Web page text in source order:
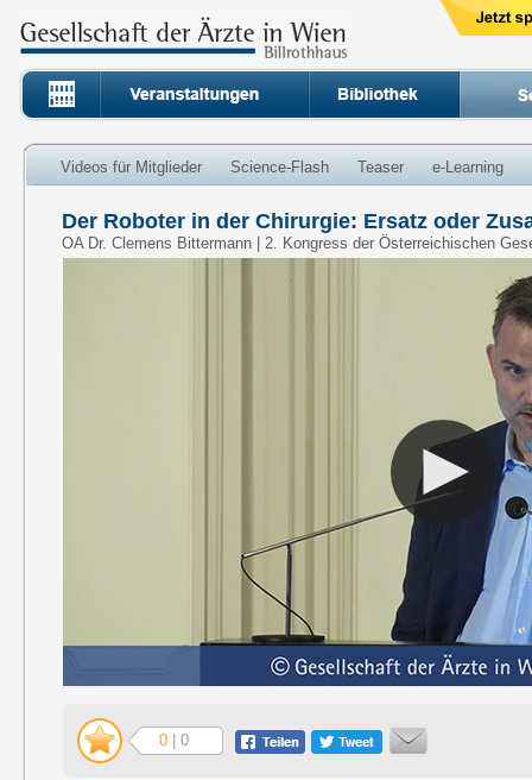
Videos für Mitglieder Science-Flash Teaser e-Learning
Der Roboter in der Chirurgie: Ersatz oder
OA Dr. Clemens Bittermann | 2. Kongress der Österreichischen
0 | 0